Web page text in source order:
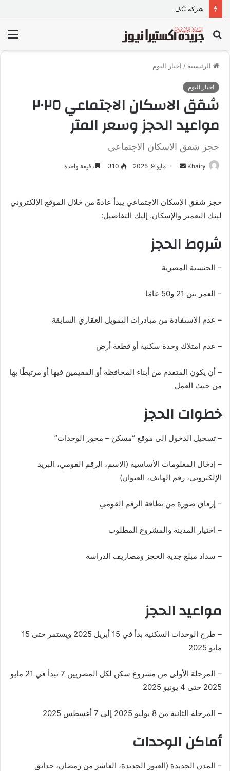
بحث
عن
الرئيسية / اخبار اليوم
اخبار اليوم
شقق الاسكان الاجتماعي ٢٠٢٥
مواعيد الحجز وسعر المتر
حجز شقق الاسكان الاجتماعي
Khairy
ل
ب
ي
ل
ا
مايو 9, 2025 310 دقيقة واحدة
حجز شقق الإسكان الاجتماعي يبدأ عادةً من خلال الموقع الإلكتروني
لبنك التعمير والإسكان. إليك التفاصيل:
شروط الحجز
– الجنسية المصرية
– العمر بين 21 و50 عامًا
– عدم الاستفادة من مبادرات التمويل العقاري السابقة
– عدم امتلاك وحدة سكنية أو قطعة أرض
– أن يكون المتقدم من أبناء المحافظة أو المقيمين فيها أو مرتبطًا بها
من حيث العمل
خطوات الحجز
– تسجيل الدخول إلى موقع “مسكن – محور الوحدات”
– إدخال المعلومات الأساسية (الاسم، الرقم القومي، البريد
الإلكتروني، رقم الهاتف، العنوان)
– إرفاق صورة من بطاقة الرقم القومي
– اختيار المدينة والمشروع المطلوب
– سداد مبلغ جدية الحجز ومصاريف الدراسة
مواعيد الحجز
– طرح الوحدات السكنية بدأ في 15 أبريل 2025 ويستمر حتى 15
مايو 2025
– المرحلة الأولى من مشروع سكن لكل المصريين 7 تبدأ في 21 مايو
2025 حتى 4 يونيو 2025
– المرحلة الثانية من 8 يوليو 2025 إلى 7 أغسطس 2025
أماكن الوحدات
– المدن الجديدة (العبور الجديدة، العاشر من رمضان، حدائق